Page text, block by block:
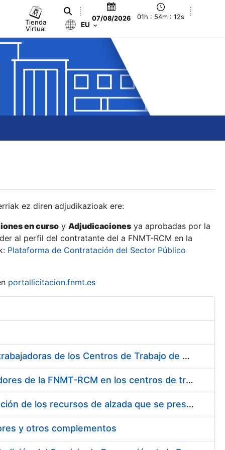
Tienda
Virtual
07/08/2026 01h : 54m : 13s
EU
ez diren adjudikazioak ere:
en curso y Adjudicaciones ya aprobadas por la
al perfil del contratante del a FNMT-RCM en la
Plataforma de Contratación del Sector Público
portallicitacion.fnmt.es
Suministro de Protectores Auditivos a medida para las personas trabajadoras de los Centros de Trabajo de Madrid y Burgos
Suministro de gafas graduadas antiproyecciones para los trabajadores de la FNMT-RCM en los centros de trabajo de Madrid y Burgos
Servicios de una empresa externa para el asesoramiento y resolución de los recursos de alzada que se presentan relacionados con procesos de selección para la FNMT-RCM
y otros complementos